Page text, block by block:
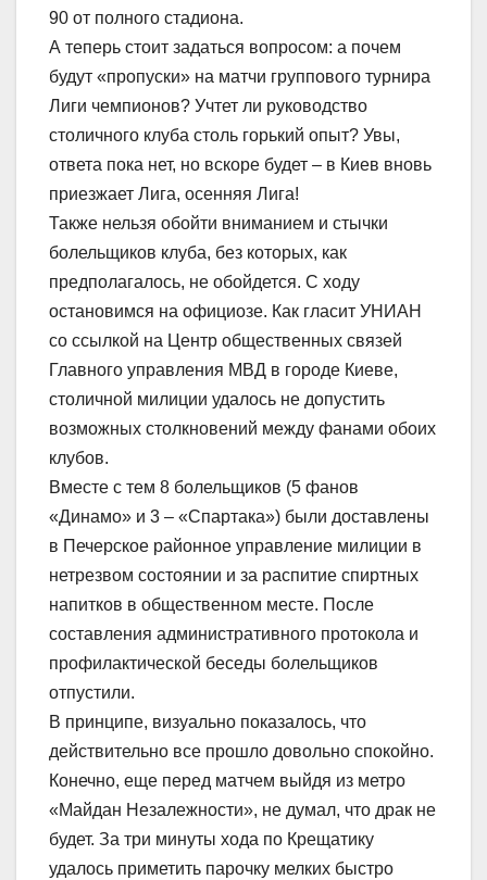
90 от полного стадиона.
А теперь стоит задаться вопросом: а почем
будут «пропуски» на матчи группового турнира
Лиги чемпионов? Учтет ли руководство
столичного клуба столь горький опыт? Увы,
ответа пока нет, но вскоре будет – в Киев вновь
приезжает Лига, осенняя Лига!
Также нельзя обойти вниманием и стычки
болельщиков клуба, без которых, как
предполагалось, не обойдется. С ходу
остановимся на официозе. Как гласит УНИАН
со ссылкой на Центр общественных связей
Главного управления МВД в городе Киеве,
столичной милиции удалось не допустить
возможных столкновений между фанами обоих
клубов.
Вместе с тем 8 болельщиков (5 фанов
«Динамо» и 3 – «Спартака») были доставлены
в Печерское районное управление милиции в
нетрезвом состоянии и за распитие спиртных
напитков в общественном месте. После
составления административного протокола и
профилактической беседы болельщиков
отпустили.
В принципе, визуально показалось, что
действительно все прошло довольно спокойно.
Конечно, еще перед матчем выйдя из метро
«Майдан Незалежности», не думал, что драк не
будет. За три минуты хода по Крещатику
удалось приметить парочку мелких быстро